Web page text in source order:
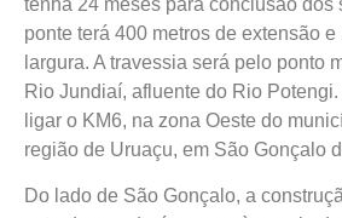
ponte terá 400 metros de extensão e
largura. A travessia será pelo ponto
Rio Jundiaí, afluente do Rio
ligar o KM6, na zona Oeste do
região de Uruaçu, em São Gonçalo
Do lado de São Gonçalo, a